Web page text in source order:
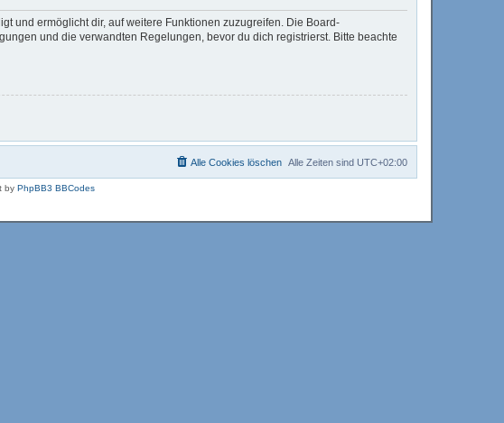
und ermöglicht dir, auf weitere Funktionen zuzugreifen. Die Board-
und die verwandten Regelungen, bevor du dich registrierst. Bitte beachte
Alle Zeiten sind UTC+02:00
Alle Cookies löschen
by PhpBB3 BBCodes